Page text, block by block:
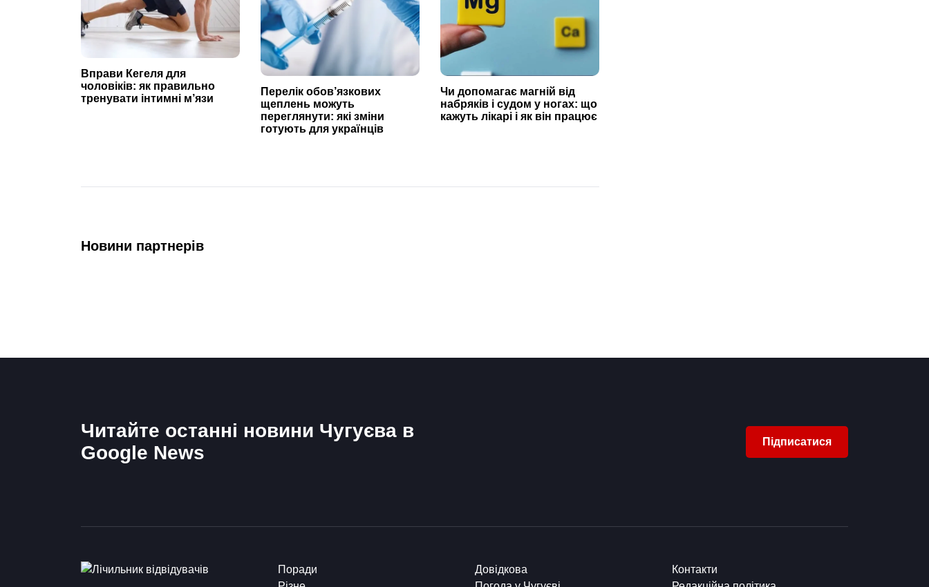
Вправи Кегеля для
чоловіків: як правильно
тренувати інтимні м’язи
Перелік обов’язкових
щеплень можуть
переглянути: які зміни
готують для українців
Чи допомагає магній від
набряків і судом у ногах: що
кажуть лікарі і як він працює
Новини партнерів
Читайте останні новини Чугуєва в
Google News
Підписатися
Поради
Довідкова
Контакти